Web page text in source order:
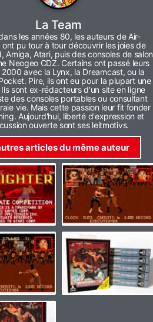
La Team
les années 80, les auteurs de Air-
ont pu tour à tour découvrir les joies de
Amiga, Atari, puis des consoles de salon
Neogeo CDZ. Certains ont passé leurs
2000 avec la Lynx, la Dreamcast, ou la
Pire, ils ont eu pour la plupart une
Ils sont ex-rédacteurs d'un site en ligne
des consoles portables ou consultant
vie. Mais cette passion leur fit fonder
Aujourd'hui, liberté d'expression et
ouverte sont ses leitmotivs.
articles du même auteur